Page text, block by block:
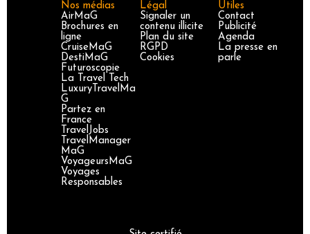
Nos médias
AirMaG
Brochures en
ligne
CruiseMaG
DestiMaG
Futuroscopie
La Travel Tech
LuxuryTravelMa
G
Partez en
France
TravelJobs
TravelManager
MaG
VoyageursMaG
Voyages
Responsables
Légal
Signaler un
contenu illicite
Plan du site
RGPD
Cookies
Utiles
Contact
Publicité
Agenda
La presse en
parle